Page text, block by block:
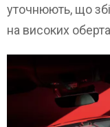
уточнюють, що
на високих